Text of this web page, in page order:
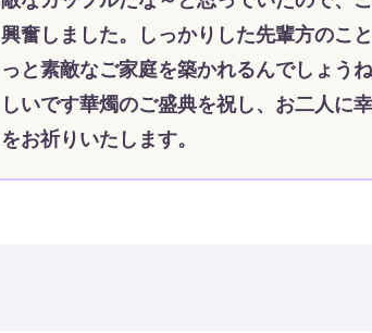
興奮しました。しっかりした先輩方のこ
っと素敵なご家庭を築かれるんでしょう
しいです華燭のご盛典を祝し、お二人に
をお祈りいたします。